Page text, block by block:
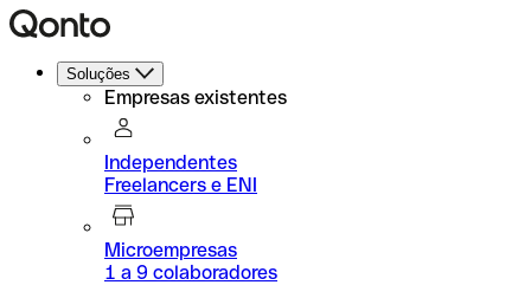
Soluções
Empresas existentes
Independentes
Freelancers e ENI
Microempresas
1 a 9 colaboradores